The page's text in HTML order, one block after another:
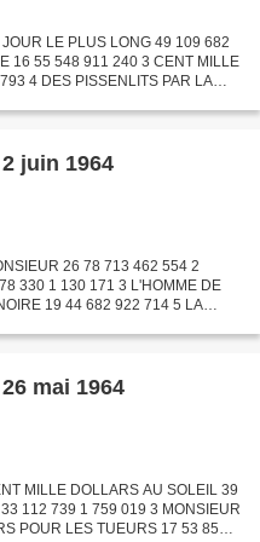
LE PLUS LONG 49 109 682
16 55 548 911 240 3 CENT MILLE
4 DES PISSENLITS PAR LA
juin 1964
26 78 713 462 554 2
330 1 130 171 3 L'HOMME DE
19 44 682 922 714 5 LA
mai 1964
MILLE DOLLARS AU SOLEIL 39
112 739 1 759 019 3 MONSIEUR
POUR LES TUEURS 17 53 859